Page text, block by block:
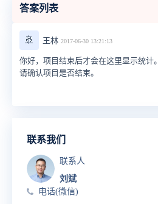
答案列表
🚢 王林 2017-06-30 13:21:13
你好，项目结束后才会在这里显示统计。
请确认项目是否结束。
联系我们
联系人
刘斌
电话(微信)